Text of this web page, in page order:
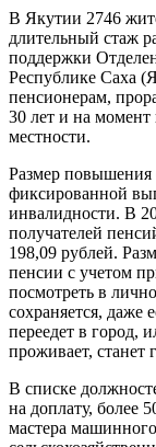
В Якутии 2746
длительный стаж
поддержки
Республике Саха
пенсионерам,
30 лет и на момент
местности.
Размер повышения
фиксированной
инвалидности. В
получателей
198,09 рублей.
пенсии с учетом
посмотреть в
сохраняется, даже
переедет в город,
проживает, станет
В списке
на доплату, более
мастера